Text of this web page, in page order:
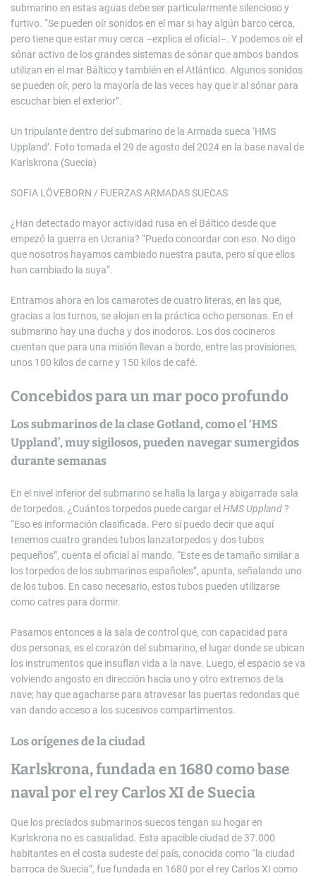
submarino en estas aguas debe ser particularmente silencioso y
furtivo. “Se pueden oír sonidos en el mar si hay algún barco cerca,
pero tiene que estar muy cerca –explica el oficial–. Y podemos oír el
sónar activo de los grandes sistemas de sónar que ambos bandos
utilizan en el mar Báltico y también en el Atlántico. Algunos sonidos
se pueden oír, pero la mayoría de las veces hay que ir al sónar para
escuchar bien el exterior”.
Un tripulante dentro del submarino de la Armada sueca ‘HMS
Uppland’. Foto tomada el 29 de agosto del 2024 en la base naval de
Karlskrona (Suecia)
SOFIA LÖVEBORN / FUERZAS ARMADAS SUECAS
¿Han detectado mayor actividad rusa en el Báltico desde que
empezó la guerra en Ucrania? “Puedo concordar con eso. No digo
que nosotros hayamos cambiado nuestra pauta, pero sí que ellos
han cambiado la suya”.
Entramos ahora en los camarotes de cuatro literas, en las que,
gracias a los turnos, se alojan en la práctica ocho personas. En el
submarino hay una ducha y dos inodoros. Los dos cocineros
cuentan que para una misión llevan a bordo, entre las provisiones,
unos 100 kilos de carne y 150 kilos de café.
Concebidos para un mar poco profundo
Los submarinos de la clase Gotland, como el ‘HMS
Uppland’, muy sigilosos, pueden navegar sumergidos
durante semanas
En el nivel inferior del submarino se halla la larga y abigarrada sala
de torpedos. ¿Cuántos torpedos puede cargar el HMS Uppland?
“Eso es información clasificada. Pero sí puedo decir que aquí
tenemos cuatro grandes tubos lanzatorpedos y dos tubos
pequeños”, cuenta el oficial al mando. “Este es de tamaño similar a
los torpedos de los submarinos españoles”, apunta, señalando uno
de los tubos. En caso necesario, estos tubos pueden utilizarse
como catres para dormir.
Pasamos entonces a la sala de control que, con capacidad para
dos personas, es el corazón del submarino, el lugar donde se ubican
los instrumentos que insuflan vida a la nave. Luego, el espacio se va
volviendo angosto en dirección hacia uno y otro extremos de la
nave; hay que agacharse para atravesar las puertas redondas que
van dando acceso a los sucesivos compartimentos.
Los orígenes de la ciudad
Karlskrona, fundada en 1680 como base
naval por el rey Carlos XI de Suecia
Que los preciados submarinos suecos tengan su hogar en
Karlskrona no es casualidad. Esta apacible ciudad de 37.000
habitantes en el costa sudeste del país, conocida como “la ciudad
barroca de Suecia”, fue fundada en 1680 por el rey Car­los XI como